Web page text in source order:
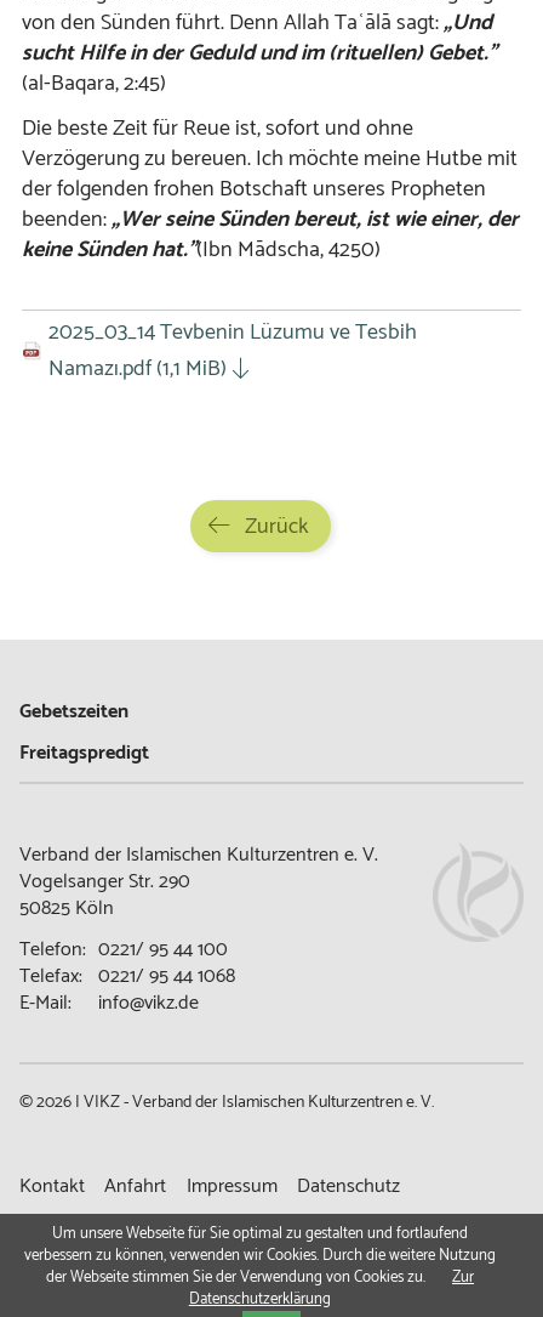
von den Sünden führt. Denn Allah Taʿālā sagt:„Und
sucht Hilfe in der Geduld und im (rituellen) Gebet.”
(al-Baqara, 2:45)
Die beste Zeit für Reue ist, sofort und ohne
Verzögerung zu bereuen. Ich möchte meine Hutbe mit
der folgenden frohen Botschaft unseres Propheten
beenden:„Wer seine Sünden bereut, ist wie einer, der
keine Sünden hat.”(Ibn Mādscha, 4250)
2025_03_14 Tevbenin Lüzumu ve Tesbih
Namazı.pdf(1,1 MiB)
Zurück
Gebetszeiten
Freitagspredigt
Verband der Islamischen Kulturzentren e. V.
Vogelsanger Str. 290
50825 Köln
Telefon: 0221/ 95 44 100
Telefax: 0221/ 95 44 1068
E-Mail:
info@vikz.de
© 2026 | VIKZ - Verband der Islamischen Kulturzentren e. V.
Navigation
überspringen
Kontakt Anfahrt Impressum
Datenschutz
Gemeindeportal
Um unsere Webseite für Sie optimal zu gestalten und fortlaufend
verbessern zu können, verwenden wir Cookies. Durch die weitere Nutzung
der Webseite stimmen Sie der Verwendung von Cookies zu.
Zur
Datenschutzerklärung